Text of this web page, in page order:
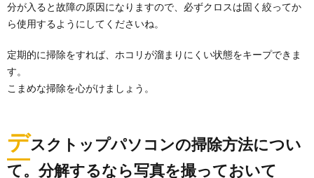
分が入ると故障の原因になりますので、必ずクロスは固く絞ってか
ら使用するようにしてくださいね。
定期的に掃除をすれば、ホコリが溜まりにくい状態をキープできま
す。
こまめな掃除を心がけましょう。
デスクトップパソコンの掃除方法につい
て。分解するなら写真を撮っておいて